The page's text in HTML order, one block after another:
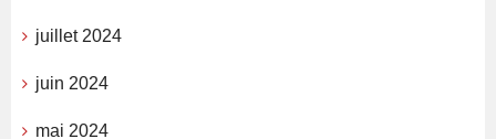
juillet 2024
juin 2024
mai 2024